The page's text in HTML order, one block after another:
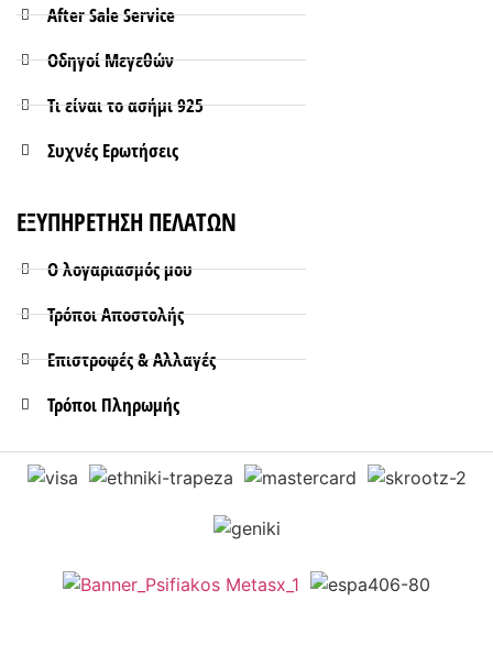
ΕΞΥΠΗΡΕΤΗΣΗ ΠΕΛΑΤΩΝ
Ο λογαριασμός μου
Τρόποι Aποστολής
Επιστροφές & Αλλαγές
Τρόποι Πληρωμής
After Sale Service
Οδηγοί Μεγεθών
Τι είναι το ασήμι 925
Συχνές Ερωτήσεις